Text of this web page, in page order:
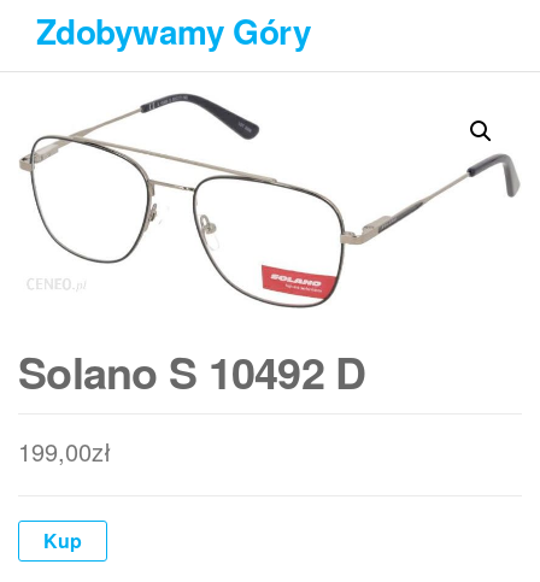
Przejdź
treści
Zdobywamy Góry
Solano S 10492 D
199,00zł
Kup